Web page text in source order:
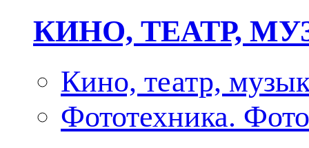
КИНО, ТЕАТР,
Кино, театр,
Фототехника.